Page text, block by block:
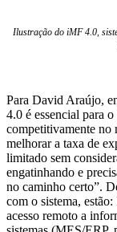
Ilustração do iMF 4.0,
Para David Araújo,
4.0 é essencial para
competitivamente no
melhorar a taxa de
limitado sem
engatinhando e
no caminho certo”.
com o sistema,
acesso remoto a